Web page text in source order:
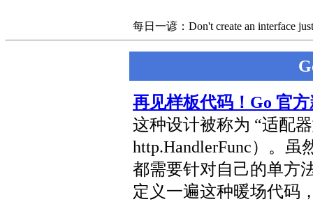
每日一谚：Don't create an interface
再见样板代码！Go 官
这种设计被称为 “适配
http.HandlerFunc）。
都需要针对自己的单方
定义一遍这种暖场代码